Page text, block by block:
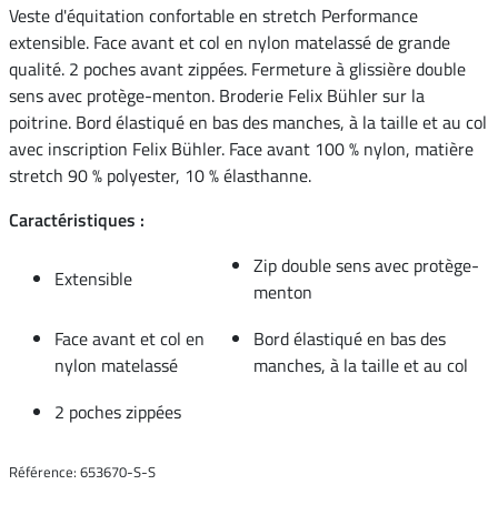
Veste d'équitation confortable en stretch Performance
extensible. Face avant et col en nylon matelassé de grande
qualité. 2 poches avant zippées. Fermeture à glissière double
sens avec protège-menton. Broderie Felix Bühler sur la
poitrine. Bord élastiqué en bas des manches, à la taille et au col
avec inscription Felix Bühler. Face avant 100 % nylon, matière
stretch 90 % polyester, 10 % élasthanne.
Caractéristiques :
Extensible
Zip double sens avec protège-
menton
Face avant et col en
nylon matelassé
Bord élastiqué en bas des
manches, à la taille et au col
2 poches zippées
Référence: 653670-S-S